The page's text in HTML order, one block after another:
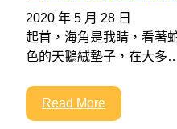
2020 年 5 月 28 日
起首，海角是我睛，看著
色的天鵝絨墊子，在大多
Read More